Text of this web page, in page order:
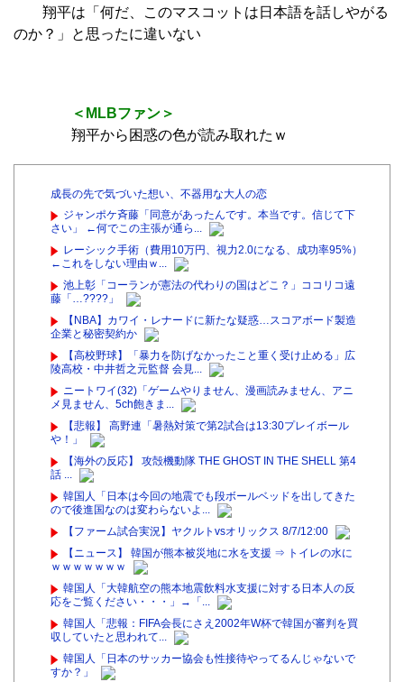
翔平は「何だ、このマスコットは日本語を話しやがる
のか？」と思ったに違いない
＜MLBファン＞
翔平から困惑の色が読み取れたｗ
成長の先で気づいた想い、不器用な大人の恋
ジャンポケ斉藤「同意があったんです。本当です。信じて下
さい」 ←何でこの主張が通ら...
レーシック手術（費用10万円、視力2.0になる、成功率95%）
←これをしない理由ｗ...
池上彰「コーランが憲法の代わりの国はどこ？」ココリコ遠
藤「…????」
【NBA】カワイ・レナードに新たな疑惑…スコアボード製造
企業と秘密契約か
【高校野球】「暴力を防げなかったこと重く受け止める」広
陵高校・中井哲之元監督 会見...
ニートワイ(32)「ゲームやりません、漫画読みません、アニ
メ見ません、5ch飽きま...
【悲報】 高野連「暑熱対策で第2試合は13:30プレイボール
や！」
【海外の反応】 攻殻機動隊 THE GHOST IN THE SHELL 第4
話 ...
韓国人「日本は今回の地震でも段ボールベッドを出してきた
ので後進国なのは変わらないよ...
【ファーム試合実況】ヤクルトvsオリックス 8/7/12:00
【ニュース】 韓国が熊本被災地に水を支援 ⇒ トイレの水に
ｗｗｗｗｗｗｗ
韓国人「大韓航空の熊本地震飲料水支援に対する日本人の反
応をご覧ください・・・」→「...
韓国人「悲報：FIFA会長にさえ2002年W杯で韓国が審判を買
収していたと思われて...
韓国人「日本のサッカー協会も性接待やってるんじゃないで
すか？」